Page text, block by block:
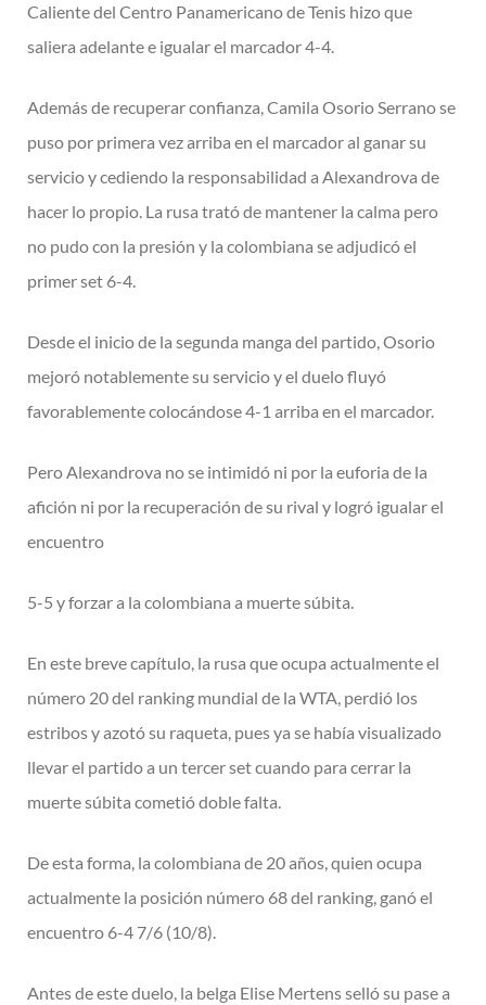
Caliente del Centro Panamericano de Tenis hizo que
saliera adelante e igualar el marcador 4-4.
Además de recuperar confianza, Camila Osorio Serrano se
puso por primera vez arriba en el marcador al ganar su
servicio y cediendo la responsabilidad a Alexandrova de
hacer lo propio. La rusa trató de mantener la calma pero
no pudo con la presión y la colombiana se adjudicó el
primer set 6-4.
Desde el inicio de la segunda manga del partido, Osorio
mejoró notablemente su servicio y el duelo fluyó
favorablemente colocándose 4-1 arriba en el marcador.
Pero Alexandrova no se intimidó ni por la euforia de la
afición ni por la recuperación de su rival y logró igualar el
encuentro
5-5 y forzar a la colombiana a muerte súbita.
En este breve capítulo, la rusa que ocupa actualmente el
número 20 del ranking mundial de la WTA, perdió los
estribos y azotó su raqueta, pues ya se había visualizado
llevar el partido a un tercer set cuando para cerrar la
muerte súbita cometió doble falta.
De esta forma, la colombiana de 20 años, quien ocupa
actualmente la posición número 68 del ranking, ganó el
encuentro 6-4 7/6 (10/8).
Antes de este duelo, la belga Elise Mertens selló su pase a